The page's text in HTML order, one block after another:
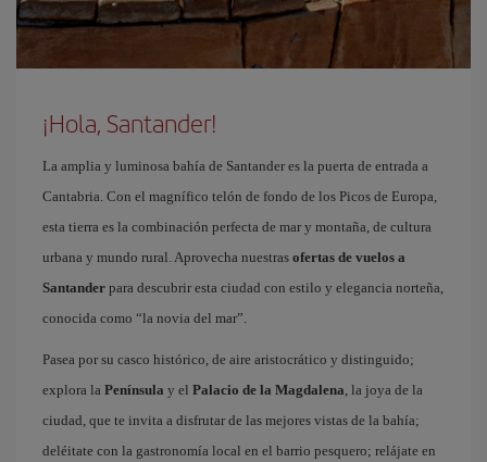
¡Hola, Santander!
La amplia y luminosa bahía de Santander es la puerta de entrada a
Cantabria. Con el magnífico telón de fondo de los Picos de Europa,
esta tierra es la combinación perfecta de mar y montaña, de cultura
urbana y mundo rural. Aprovecha nuestras ofertas de vuelos a
Santander para descubrir esta ciudad con estilo y elegancia norteña,
conocida como “la novia del mar”.
Pasea por su casco histórico, de aire aristocrático y distinguido;
explora la Península y el Palacio de la Magdalena, la joya de la
ciudad, que te invita a disfrutar de las mejores vistas de la bahía;
deléitate con la gastronomía local en el barrio pesquero; relájate en